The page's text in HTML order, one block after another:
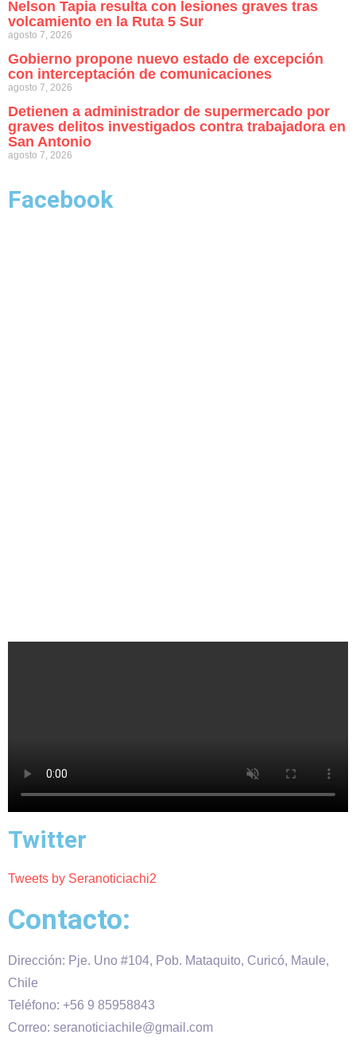
Nelson Tapia resulta con lesiones graves tras
volcamiento en la Ruta 5 Sur
agosto 7, 2026
Gobierno propone nuevo estado de excepción
con interceptación de comunicaciones
agosto 7, 2026
Detienen a administrador de supermercado por
graves delitos investigados contra trabajadora en
San Antonio
agosto 7, 2026
Facebook
Twitter
Tweets by Seranoticiachi2
Contacto:
Dirección: Pje. Uno #104, Pob. Mataquito, Curicó, Maule,
Chile
Teléfono: +56 9 85958843
Correo: seranoticiachile@gmail.com